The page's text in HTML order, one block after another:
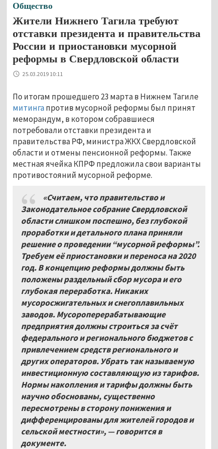
Общество
Жители Нижнего Тагила требуют
отставки президента и правительства
России и приостановки мусорной
реформы в Свердловской области
25.03.2019 10:11
По итогам прошедшего 23 марта в Нижнем Тагиле
митингапротив мусорной реформы был принят
меморандум, в котором собравшиеся
потребовали отставки президента и
правительства РФ, министра ЖКХ Свердловской
области и отмены пенсионной реформы. Также
местная ячейка КПРФ предложила свои варианты
противостояний мусорной реформе.
«Считаем, что правительство и
Законодательное собрание Свердловской
области слишком поспешно, без глубокой
проработки и детального плана приняли
решение о проведении “мусорной реформы”.
Требуем её приостановки и переноса на 2020
год. В концепцию реформы должны быть
положены раздельный сбор мусора и его
глубокая переработка. Никаких
мусоросжигательных и снегоплавильных
заводов. Мусороперерабатывающие
предприятия должны строиться за счёт
федерального и регионального бюджетов с
привлечением средств регионального и
других операторов. Убрать так называемую
инвестиционную составляющую из тарифов.
Нормы накопления и тарифы должны быть
научно обоснованы, существенно
пересмотрены в сторону понижения и
дифференцированы для жителей городов и
сельской местности», —говорится в
документе.